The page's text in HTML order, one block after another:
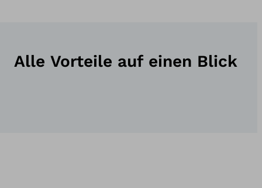
Alle Vorteile auf einen Blick